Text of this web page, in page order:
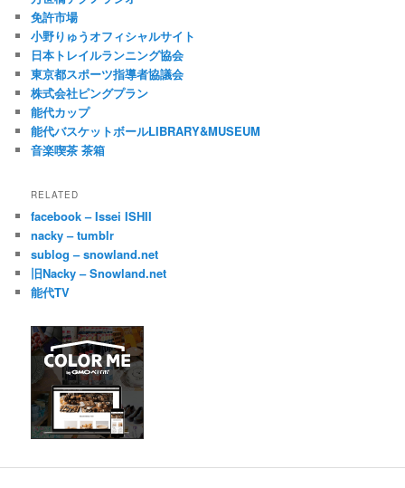
免許市場
小野りゅうオフィシャルサイト
日本トレイルランニング協会
東京都スポーツ指導者協議会
株式会社ピングプラン
能代カップ
能代バスケットボールLIBRARY&MUSEUM
音楽喫茶 茶箱
RELATED
facebook – Issei ISHII
nacky – tumblr
sublog – snowland.net
旧Nacky – Snowland.net
能代TV